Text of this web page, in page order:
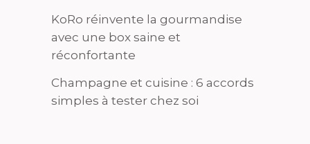
KoRo réinvente la gourmandise
avec une box saine et
réconfortante
Champagne et cuisine : 6 accords
simples à tester chez soi